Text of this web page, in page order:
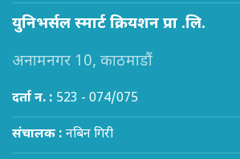
युनिभर्सल स्मार्ट क्रियशन प्रा .लि.
अनामनगर 10, काठमाडौं
दर्ता न. : 523 - 074/075
संचालक : नबिन गिरी